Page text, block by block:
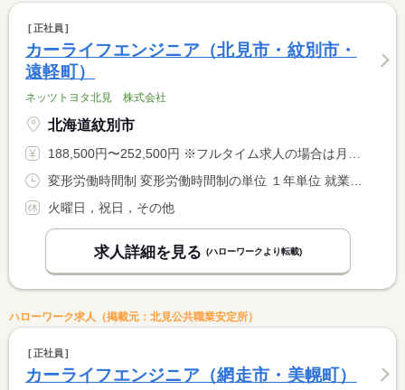
正社員
カーライフエンジニア（北見市・紋別市・
遠軽町）
ネッツトヨタ北見 株式会社
北海道紋別市
188,500円〜252,500円 ※フルタイム求人の場合は月額（換算額）、パート求人の場合は時間額を表示しています。
火曜日，祝日，その他
求人詳細を見る (ハローワークより転載)
ハローワーク求人（掲載元：北見公共職業安定所）
正社員
カーライフエンジニア（網走市・美幌町）